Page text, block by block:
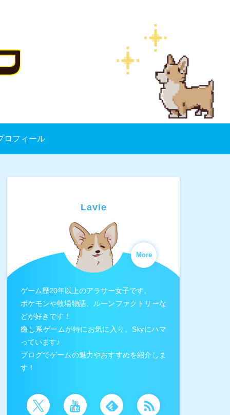
ロフィール
Lavie
More
ゲーム歴20年以上のアラサー女子です。
ポケモンや牧場物語、ルーンファクトリーな
どが好きです！
癒し系ゲームが特にお気に入り。Skyにハマ
っています♪
ブログでゲームの魅力やおすすめを紹介しま
す！